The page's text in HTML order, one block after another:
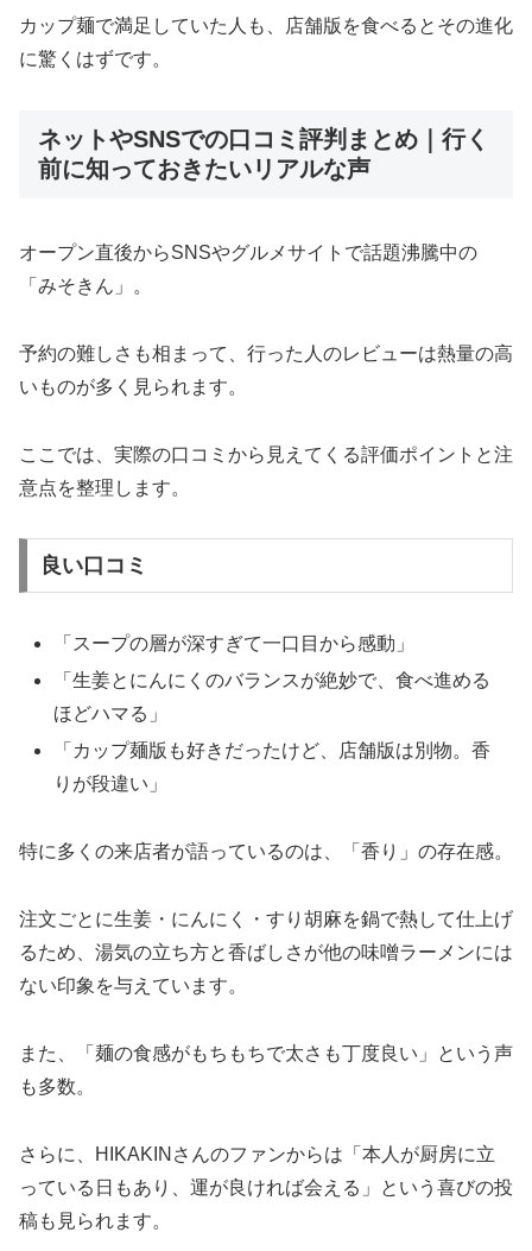
カップ麺で満足していた人も、店舗版を食べるとその進化
に驚くはずです。
ネットやSNSでの口コミ評判まとめ｜行く
前に知っておきたいリアルな声
オープン直後からSNSやグルメサイトで話題沸騰中の
「みそきん」。
予約の難しさも相まって、行った人のレビューは熱量の高
いものが多く見られます。
ここでは、実際の口コミから見えてくる評価ポイントと注
意点を整理します。
良い口コミ
「スープの層が深すぎて一口目から感動」
「生姜とにんにくのバランスが絶妙で、食べ進める
ほどハマる」
「カップ麺版も好きだったけど、店舗版は別物。香
りが段違い」
特に多くの来店者が語っているのは、「香り」の存在感。
注文ごとに生姜・にんにく・すり胡麻を鍋で熱して仕上げ
るため、湯気の立ち方と香ばしさが他の味噌ラーメンには
ない印象を与えています。
また、「麺の食感がもちもちで太さも丁度良い」という声
も多数。
さらに、HIKAKINさんのファンからは「本人が厨房に立
っている日もあり、運が良ければ会える」という喜びの投
稿も見られます。